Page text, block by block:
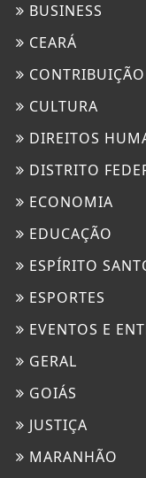
BUSINESS
CEARÁ
CULTURA
DIREITOS
DISTRITO
ECONOMIA
EDUCAÇÃO
ESPÍRITO
ESPORTES
EVENTOS E
GERAL
GOIÁS
JUSTIÇA
MARANHÃO